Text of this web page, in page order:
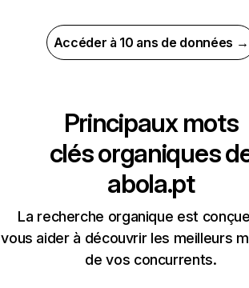
Accéder à 10 ans de données →
Principaux mots
clés organiques
abola.pt
La recherche organique est
vous aider à découvrir les meilleurs
de vos concurrents.